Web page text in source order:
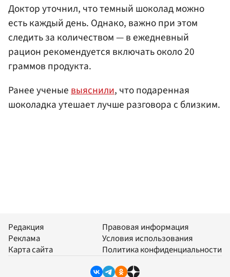
Доктор уточнил, что темный шоколад можно
есть каждый день. Однако, важно при этом
следить за количеством — в ежедневный
рацион рекомендуется включать около 20
граммов продукта.
Ранее ученыевыяснили, что подаренная
шоколадка утешает лучше разговора с близким.
Редакция
Реклама
Карта сайта
Правовая информация
Условия использования
Политика конфиденциальности